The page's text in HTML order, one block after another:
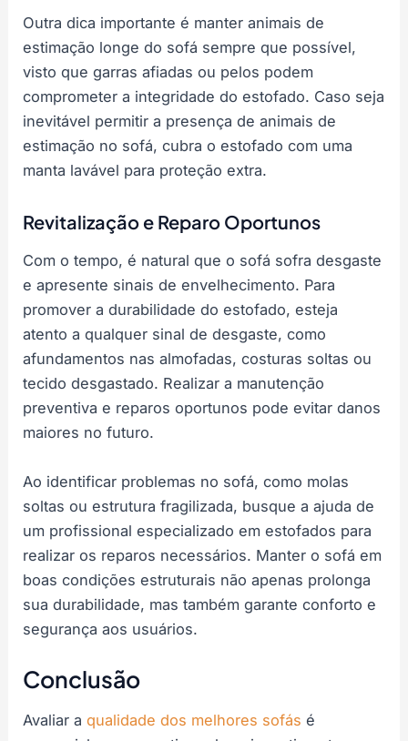
Outra dica importante é manter animais de
estimação longe do sofá sempre que possível,
visto que garras afiadas ou pelos podem
comprometer a integridade do estofado. Caso seja
inevitável permitir a presença de animais de
estimação no sofá, cubra o estofado com uma
manta lavável para proteção extra.
Revitalização e Reparo Oportunos
Com o tempo, é natural que o sofá sofra desgaste
e apresente sinais de envelhecimento. Para
promover a durabilidade do estofado, esteja
atento a qualquer sinal de desgaste, como
afundamentos nas almofadas, costuras soltas ou
tecido desgastado. Realizar a manutenção
preventiva e reparos oportunos pode evitar danos
maiores no futuro.
Ao identificar problemas no sofá, como molas
soltas ou estrutura fragilizada, busque a ajuda de
um profissional especializado em estofados para
realizar os reparos necessários. Manter o sofá em
boas condições estruturais não apenas prolonga
sua durabilidade, mas também garante conforto e
segurança aos usuários.
Conclusão
Avaliar aqualidade dos melhores sofás é